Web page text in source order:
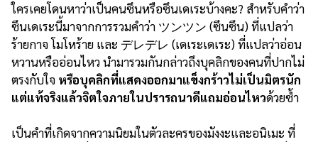
ใครเคยโดนหาว่าเป็นคนซึนหรือซึนเดเระบ้างคะ? สำหรับคำว่า
ซึนเดเระนี้มาจากการรวมคำว่า ツンツン (ซึนซึน) ที่แปลว่า
ร้ายกาจ โมโหร้าย และ デレデレ (เดเระเดเระ) ที่แปลว่าอ่อน
หวานหรืออ่อนไหว นำมารวมกันกล่าวถึงบุคลิกของคนที่ปากไม่
ตรงกับใจ หรือบุคลิกที่แสดงออกมาแข็งกร้าวไม่เป็นมิตรนัก
แต่แท้จริงแล้วจิตใจภายในปรารถนาดีแถมอ่อนไหวด้วยซ้ำ
เป็นคำที่เกิดจากความนิยมในตัวละครของมังงะและอนิเมะ ที่